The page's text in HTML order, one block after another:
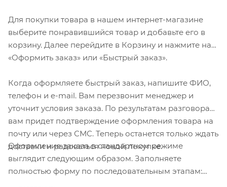
Для покупки товара в нашем интернет-магазине
выберите понравившийся товар и добавьте его в
корзину. Далее перейдите в Корзину и нажмите на
«Оформить заказ» или «Быстрый заказ».
Когда оформляете быстрый заказ, напишите ФИО,
телефон и e-mail. Вам перезвонит менеджер и
уточнит условия заказа. По результатам разговора
вам придет подтверждение оформления товара на
почту или через СМС. Теперь останется только ждать
доставки и радоваться новой покупке.
Оформление заказа в стандартном режиме
выглядит следующим образом. Заполняете
полностью форму по последовательным этапам: